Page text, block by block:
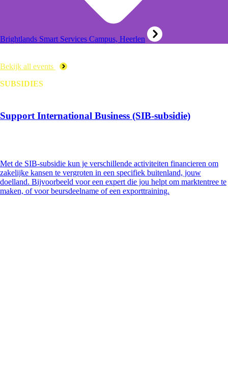
Brightlands Smart Services Campus, Heerlen
Bekijk all events
SUBSIDIES
Support International Business (SIB-subsidie)
Met de SIB-subsidie kun je verschillende activiteiten financieren om
zakelijke kansen te vergroten in een specifiek buitenland, jouw
doelland. Bijvoorbeeld voor een expert die jou helpt om marktentree te
maken, of voor beursdeelname of een exporttraining.